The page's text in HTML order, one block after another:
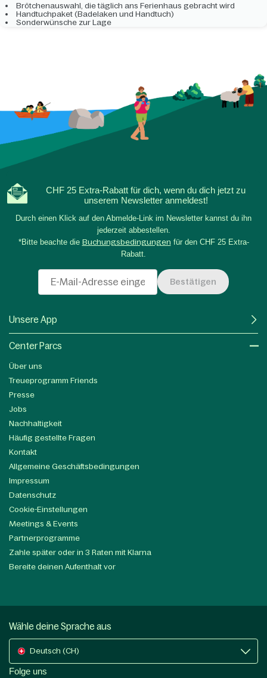
Brötchenauswahl, die täglich ans Ferienhaus gebracht wird
Handtuchpaket (Badelaken und Handtuch)
Sonderwünsche zur Lage
CHF 25 Extra-Rabatt für dich, wenn du dich jetzt zu
unserem Newsletter anmeldest!
Durch einen Klick auf den Abmelde-Link im Newsletter kannst du ihn
jederzeit abbestellen.
*Bitte beachte die Buchungsbedingungen für den CHF 25 Extra-
Rabatt.
Bestätigen
Unsere App
Center Parcs
Über uns
Treueprogramm Friends
Presse
Jobs
Nachhaltigkeit
Häufig gestellte Fragen
Kontakt
Allgemeine Geschäftsbedingungen
Impressum
Datenschutz
Cookie-Einstellungen
Meetings & Events
Partnerprogramme
Zahle später oder in 3 Raten mit Klarna
Bereite deinen Aufenthalt vor
Wähle deine Sprache aus
Deutsch (CH)
Folge uns